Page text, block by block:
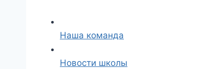
Наша команда
Новости школы